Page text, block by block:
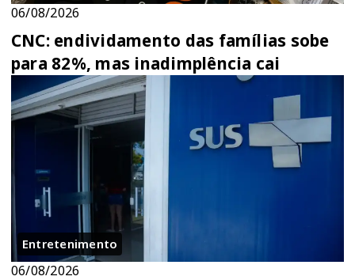
06/08/2026
CNC: endividamento das famílias sobe
para 82%, mas inadimplência cai
Entretenimento
06/08/2026